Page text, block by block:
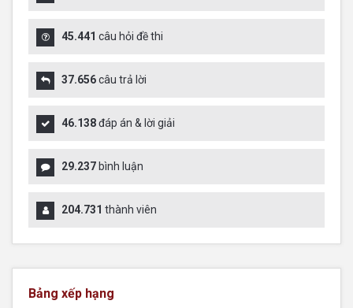
45.441 câu hỏi đề thi
37.656câu trả lời
46.138đáp án & lời giải
29.237 bình luận
204.731 thành viên
Bảng xếp hạng